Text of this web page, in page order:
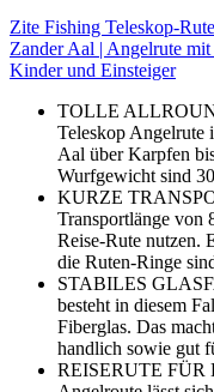
Zite Fishing Teleskop-
Zander Aal | Angelrute
Kinder und Einsteiger
TOLLE
Teleskop Angelrute
Aal über Karpfen
Wurfgewicht sind
KURZE
Transportlänge von
Reise-Rute nutzen.
die Ruten-Ringe
STABILES
besteht in diesem
Fiberglas. Das
handlich sowie gut
REISERUTE